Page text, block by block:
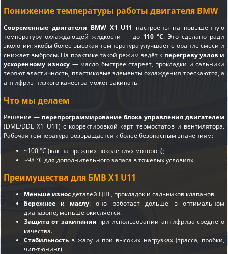
Понижение температуры работы двигателя BMW
Современные двигатели BMW X1 U11 настроены на повышенную
температуру охлаждающей жидкости — до 110 °C. Это сделано ради
экологии: якобы более высокая температура улучшает сгорание смеси и
снижает выбросы. На практике такой режим ведёт к перегреву узлов и
ускоренному износу — масло быстрее стареет, прокладки и сальники
теряют эластичность, пластиковые элементы охлаждения трескаются, а
антифриз низкого качества может закипать.
Что мы делаем
Решение — перепрограммирование блока управления двигателем
(DME/DDE X1 U11) с корректировкой карт термостатов и вентилятора.
Рабочая температура возвращается к более безопасным значениям:
~100 °C (как на прежних поколениях моторов);
~98 °C для дополнительного запаса в тяжёлых условиях.
Преимущества для БМВ X1 U11
Меньше износдеталей ЦПГ, прокладок и сальников клапанов.
Бережнее к маслу: оно работает дольше в оптимальном
диапазоне, меньше окисляется.
Защита от закипанияпри использовании антифриза среднего
качества.
Стабильность в жару и при высоких нагрузках (трасса, пробки,
чип-тюнинг).